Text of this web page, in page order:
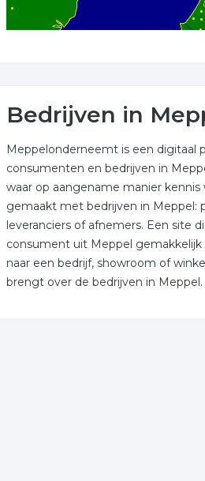
Bedrijven in
Meppelonderneemt is een digitaal
consumenten en bedrijven in
waar op aangename manier kennis
gemaakt met bedrijven in Meppel:
leveranciers of afnemers. Een site
consument uit Meppel
naar een bedrijf, showroom of
brengt over de bedrijven in Meppel.